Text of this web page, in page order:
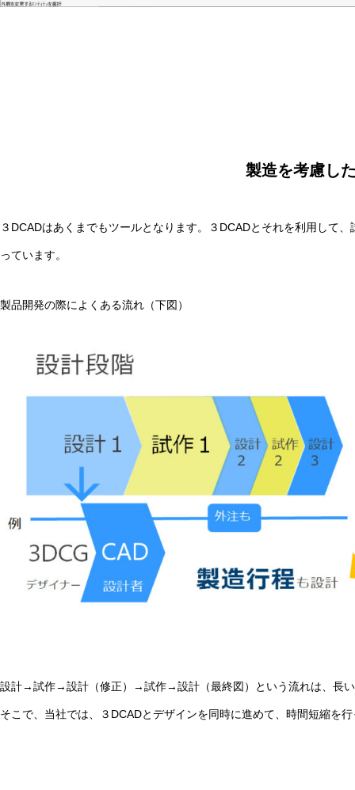
製造を考慮し
３DCADはあくまでもツールとなります。３DCADとそれを利用して
っています。
製品開発の際によくある流れ（下図）
設計→試作→設計（修正）→試作→設計（最終図）という流れは、長い
そこで、当社では、３DCADとデザインを同時に進めて、時間短縮を